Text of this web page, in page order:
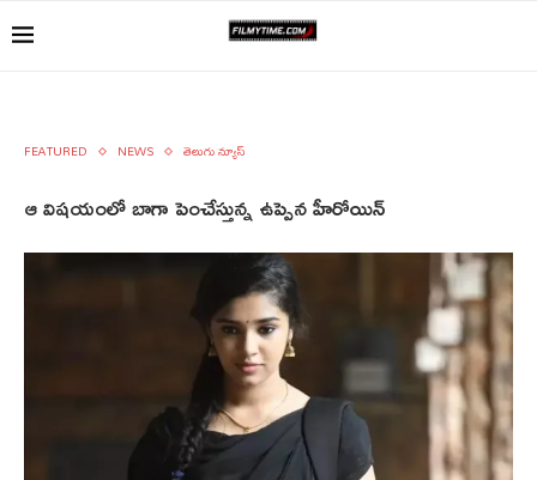
FEATURED NEWS తెలుగు న్యూస్
ఆ విషయంలో బాగా పెంచేస్తున్న ఉప్పెన హీరోయిన్